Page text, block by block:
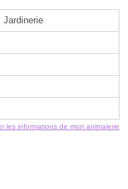
Jardinerie
les informations de mon animalerie